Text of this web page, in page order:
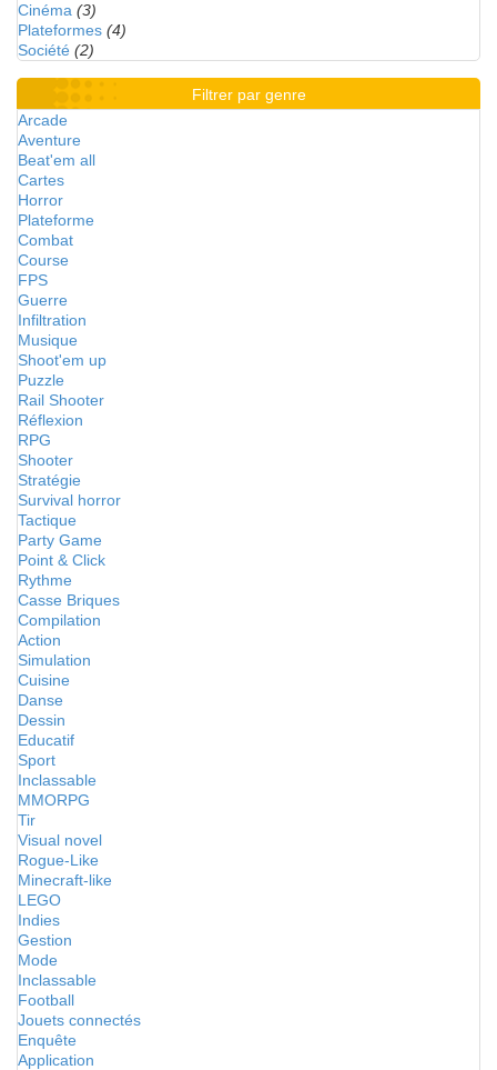
Cinéma (3)
Plateformes (4)
Société (2)
Filtrer par genre
Arcade
Aventure
Beat'em all
Cartes
Horror
Plateforme
Combat
Course
FPS
Guerre
Infiltration
Musique
Shoot'em up
Puzzle
Rail Shooter
Réflexion
RPG
Shooter
Stratégie
Survival horror
Tactique
Party Game
Point & Click
Rythme
Casse Briques
Compilation
Action
Simulation
Cuisine
Danse
Dessin
Educatif
Sport
Inclassable
MMORPG
Tir
Visual novel
Rogue-Like
Minecraft-like
LEGO
Indies
Gestion
Mode
Inclassable
Football
Jouets connectés
Enquête
Application